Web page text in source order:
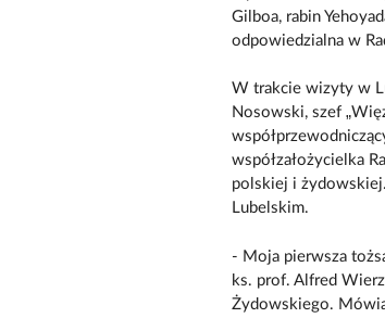
Gilboa, rabin
odpowiedzialna w
W trakcie wizyty w
Nosowski, szef
współzałożycielka
polskiej i
Lubelskim.
- Moja pierwsza
ks. prof. Alfred
Żydowskiego.